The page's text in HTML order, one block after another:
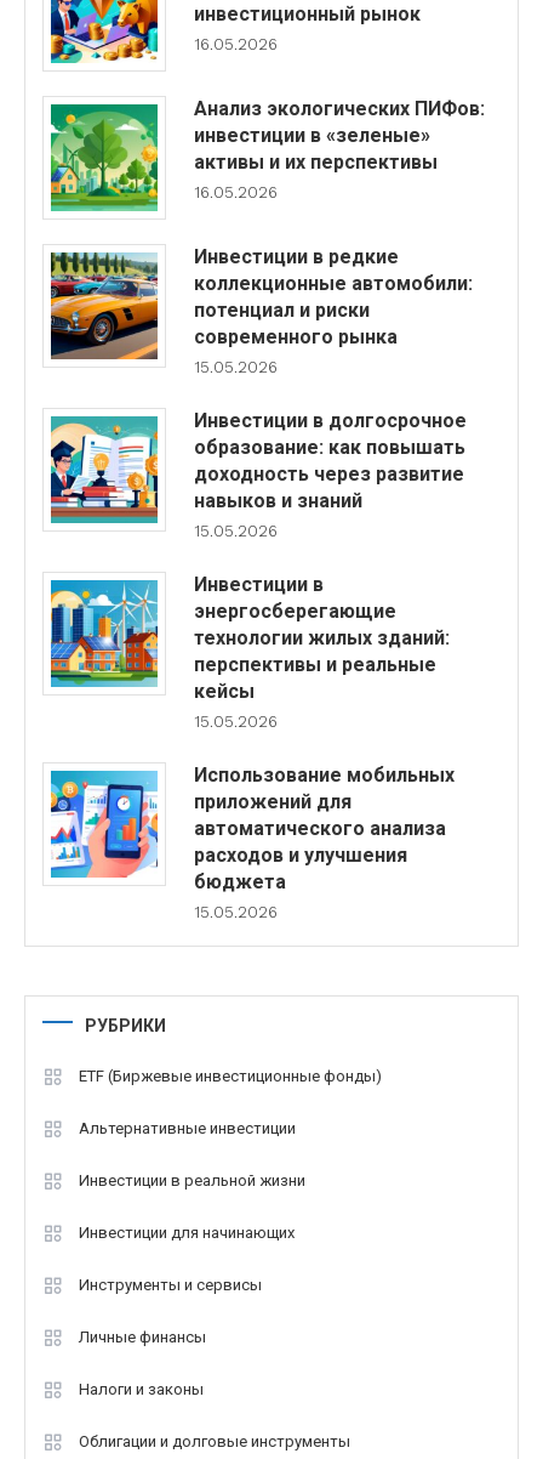
инвестиционный рынок
16.05.2026
Анализ экологических ПИФов:
инвестиции в «зеленые»
активы и их перспективы
16.05.2026
Инвестиции в редкие
коллекционные автомобили:
потенциал и риски
современного рынка
15.05.2026
Инвестиции в долгосрочное
образование: как повышать
доходность через развитие
навыков и знаний
15.05.2026
Инвестиции в
энергосберегающие
технологии жилых зданий:
перспективы и реальные
кейсы
15.05.2026
Использование мобильных
приложений для
автоматического анализа
расходов и улучшения
бюджета
15.05.2026
РУБРИКИ
ETF (Биржевые инвестиционные фонды)
Альтернативные инвестиции
Инвестиции в реальной жизни
Инвестиции для начинающих
Инструменты и сервисы
Личные финансы
Налоги и законы
Облигации и долговые инструменты